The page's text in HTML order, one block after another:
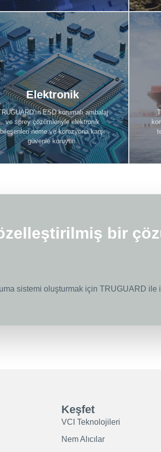
Elektronik
ESD korumalı ambalaj
ve sprey çözümleriyle elektronik
bileşenleri neme ve korozyona karşı
güvenle koruyun.
Elektronik
Keşfet
bir
sistemi oluşturmak için TRUGUARD ile
Keşfet
VCI Teknolojileri
Nem Alıcılar